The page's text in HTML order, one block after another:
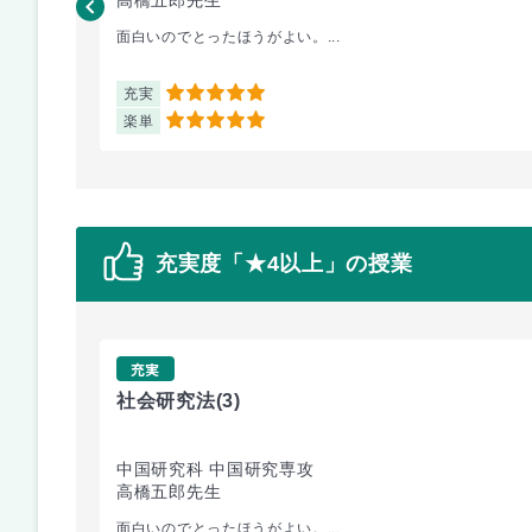
面白いのでとったほうがよい。...
充実 5
楽単 5
充実度「★4以上」の授業
充実
社会研究法(3)
中国研究科 中国研究専攻
高橋五郎先生
面白いのでとったほうがよい。...